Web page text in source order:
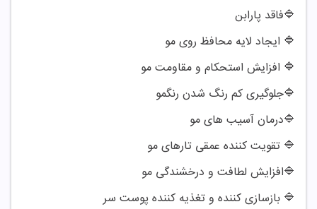
🔷فاقد پارابن
🔷 ایجاد لایه محافظ روی مو
🔷 افزایش استحکام و مقاومت مو
🔷جلوگیری کم رنگ شدن رنگمو
🔷درمان آسیب های مو
🔷 تقویت کننده عمقی تارهای مو
🔷افزایش لطافت و درخشندگی مو
🔷 بازسازی کننده و تغذیه کننده پوست سر